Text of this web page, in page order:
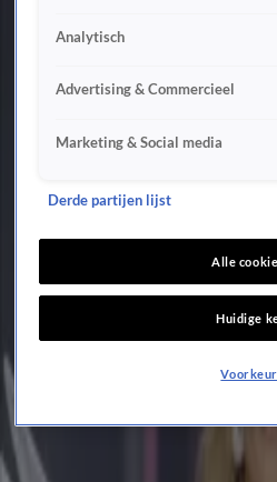
Bevestigd: Joost Klein NIET namens Nederland
25 okt 2024, 13:03
BN'ers reageren op afwezigheid Willeke Alberti
De première van een nieuw seizoen Gooische
John Williams geeft voorproefje van muziekshow
18 okt 2024, 15:03
Bart spreekt Televizier-Ring Talent-winnares
18 okt 2024, 12:37
Analytisch
Advertising & Commercieel
Marketing & Social media
Derde partijen lijst
Alle
Huidige